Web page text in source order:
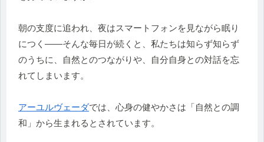
朝の支度に追われ、夜はスマートフォンを見ながら眠り
につく——そんな毎日が続くと、私たちは知らず知らず
のうちに、自然とのつながりや、自分自身との対話を忘
れてしまいます。
アーユルヴェーダでは、心身の健やかさは「自然との調
和」から生まれるとされています。